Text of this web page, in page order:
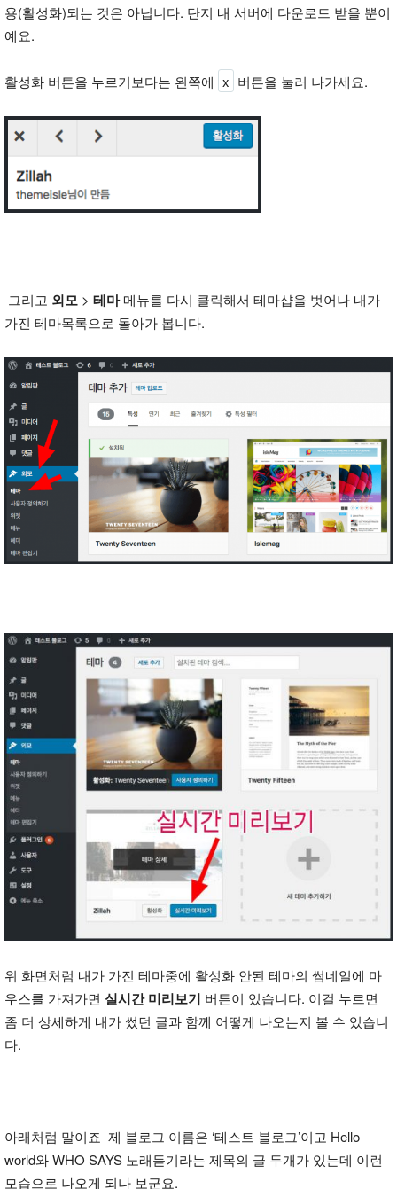
용(활성화)되는 것은 아닙니다. 단지 내 서버에 다운로드 받을 뿐이
예요.
활성화 버튼을 누르기보다는 왼쪽에 x 버튼을 눌러 나가세요.
그리고 외모 > 테마메뉴를 다시 클릭해서 테마샵을 벗어나 내가
가진 테마목록으로 돌아가 봅니다.
위 화면처럼 내가 가진 테마중에 활성화 안된 테마의 썸네일에 마
우스를 가져가면 실시간 미리보기 버튼이 있습니다. 이걸 누르면
좀 더 상세하게 내가 썼던 글과 함께 어떻게 나오는지 볼 수 있습니
다.
아래처럼 말이죠 제 블로그 이름은 ‘테스트 블로그’이고 Hello
world와 WHO SAYS 노래듣기라는 제목의 글 두개가 있는데 이런
모습으로 나오게 되나 보군요.